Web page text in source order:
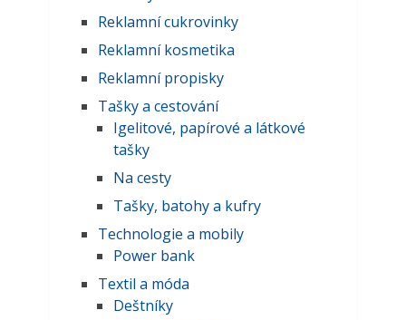
Reklamní cukrovinky
Reklamní kosmetika
Reklamní propisky
Tašky a cestování
Igelitové, papírové a látkové
tašky
Na cesty
Tašky, batohy a kufry
Technologie a mobily
Power bank
Textil a móda
Deštníky